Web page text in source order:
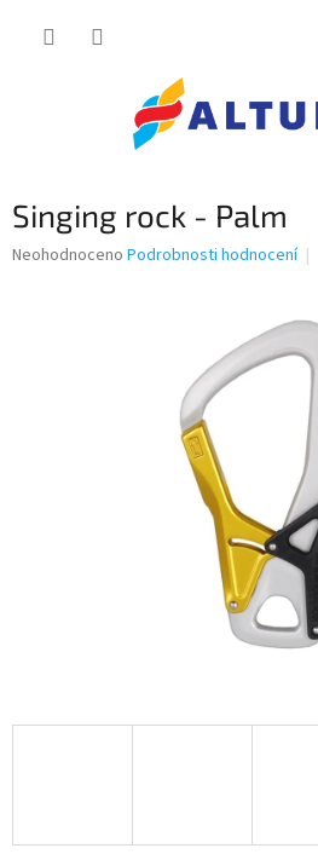
Singing rock - Palm
Průměrné
Neohodnoceno Podrobnosti hodnocení